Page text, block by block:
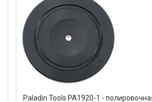
Paladin Tools PA1920-1 -